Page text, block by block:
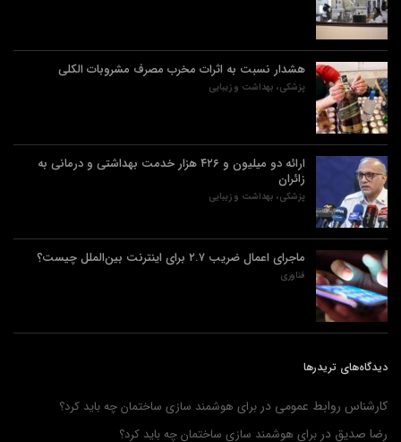
هشدار نسبت به اثرات مخرب مصرف مشروبات الکلی
پزشکی، بهداشت و زیبایی
ارائه دو میلیون و ۴۲۶ هزار خدمت بهداشتی و درمانی به
زائران
پزشکی، بهداشت و زیبایی
ماجرای اعمال ضریب ۲.۷ برای اینترنت بین‌الملل چیست؟
فناوری
دیدگاه‌های تریدرها
کارشناس روابط عمومی در برای هوشمند سازی ساختمان چه باید کرد؟
رضا صدیق در برای هوشمند سازی ساختمان چه باید کرد؟